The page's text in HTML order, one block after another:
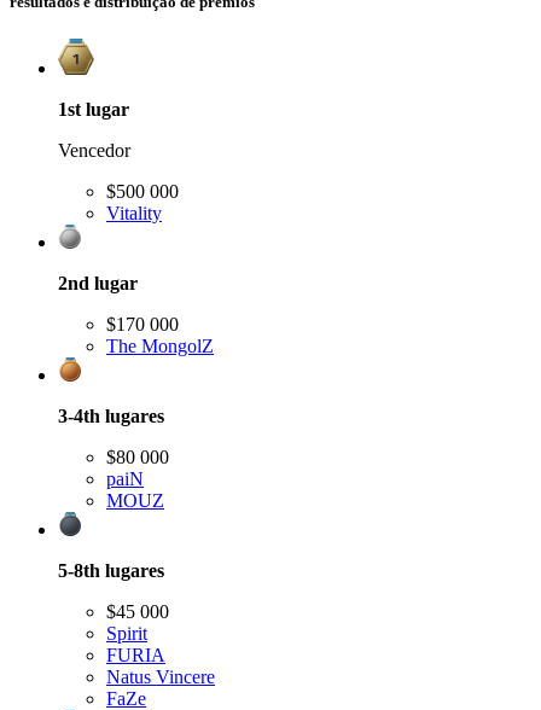
1st lugar
Vencedor
$500 000
Vitality
2nd lugar
$170 000
The MongolZ
3-4th lugares
$80 000
paiN
MOUZ
5-8th lugares
$45 000
Spirit
FURIA
Natus Vincere
FaZe